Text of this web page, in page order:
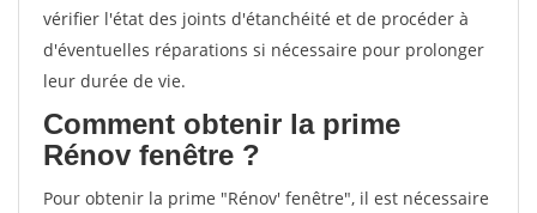
vérifier l'état des joints d'étanchéité et de procéder à
d'éventuelles réparations si nécessaire pour prolonger
leur durée de vie.
Comment obtenir la prime
Rénov fenêtre ?
Pour obtenir la prime "Rénov' fenêtre", il est nécessaire